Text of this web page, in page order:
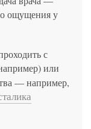
ощущения у
с
или
— например,